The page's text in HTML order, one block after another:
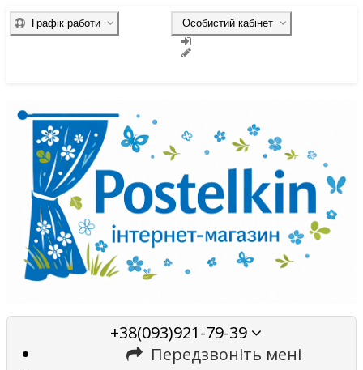
Особистий кабінет
Графік работи
+38(093)921-79-39
Передзвоніть мені